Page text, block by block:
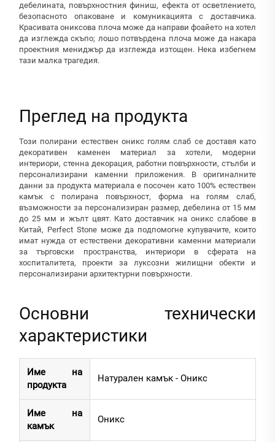
дебелината, повърхностния финиш, ефекта от осветлението,
безопасното опаковане и комуникацията с доставчика.
Красивата ониксова плоча може да направи фоайето на хотел
да изглежда скъпо; лошо потвърдена плоча може да накара
проектния мениджър да изглежда изтощен. Нека избегнем
тази малка трагедия.
Преглед на продукта
Този полирани естествен оникс голям слаб се доставя като
декоративен каменен материал за хотели, модерни
интериори, стенна декорация, работни повърхности, стълби и
персонализирани каменни приложения. В оригиналните
данни за продукта материала е посочен като 100% естествен
камък с полирана повърхност, форма на голям слаб,
възможности за персонализиран размер, дебелина от 15 мм
до 25 мм и жълт цвят. Като доставчик на оникс слабове в
Китай, Perfect Stone може да подпомогне купувачите, които
имат нужда от естествени декоративни каменни материали
за търговски пространства, интериори в сферата на
хоспиталитета, проекти за луксозни жилищни обекти и
персонализирани архитектурни повърхности.
Основни технически
характеристики
Име на
продукта
Натурален камък - Оникс
Име на
камък
Оникс